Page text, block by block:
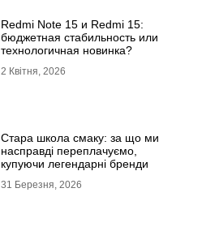
Redmi Note 15 и Redmi 15:
бюджетная стабильность или
технологичная новинка?
2 Квітня, 2026
Стара школа смаку: за що ми
насправді переплачуємо,
купуючи легендарні бренди
31 Березня, 2026